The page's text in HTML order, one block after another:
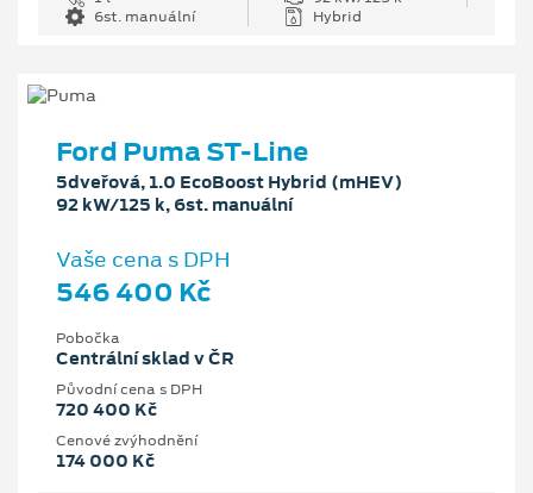
6st. manuální
Hybrid
Ford Puma ST-Line
5dveřová, 1.0 EcoBoost Hybrid (mHEV)
92 kW/125 k, 6st. manuální
Vaše cena s DPH
546 400 Kč
Pobočka
Centrální sklad v ČR
Původní cena s DPH
720 400 Kč
Cenové zvýhodnění
174 000 Kč